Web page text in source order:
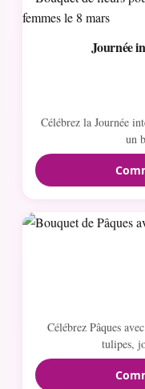
Journée
Célébrez la Journée
un
Célébrez Pâques
tulipes,